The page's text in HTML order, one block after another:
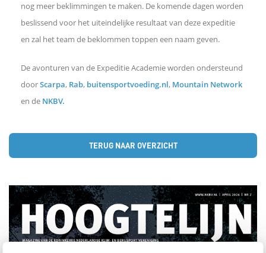
nog meer beklimmingen te maken. De komende dagen worden
beslissend voor het uiteindelijke resultaat van deze expeditie
en zal het team de beklommen toppen een naam geven.
De avonturen van de Expeditie Academie worden ondersteund
doorScarpa, Rab, buitensportvoeding.nl, Mountain Network
en de NKBV.
TERUG NAAR OVERZICHT